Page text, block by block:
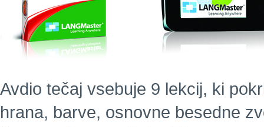
Avdio tečaj vsebuje 9 lekcij, ki
hrana, barve, osnovne besedne